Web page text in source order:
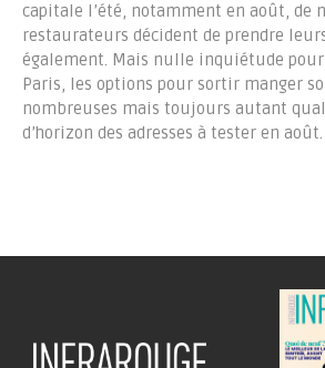
capitale l’été, notamment en août, de
restaurateurs décident de prendre
également. Mais nulle inquiétude
Paris, les options pour sortir manger
nombreuses mais toujours autant
d’horizon des adresses à tester en août.